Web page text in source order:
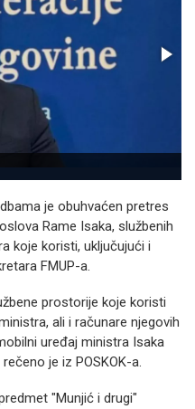
je obuhvaćen pretres
Rame Isaka, službenih
koje koristi, uključujući i
FMUP-a.
prostorije koje koristi
ali i računare njegovih
uređaj ministra Isaka
je iz POSKOK-a.
"Munjić i drugi"